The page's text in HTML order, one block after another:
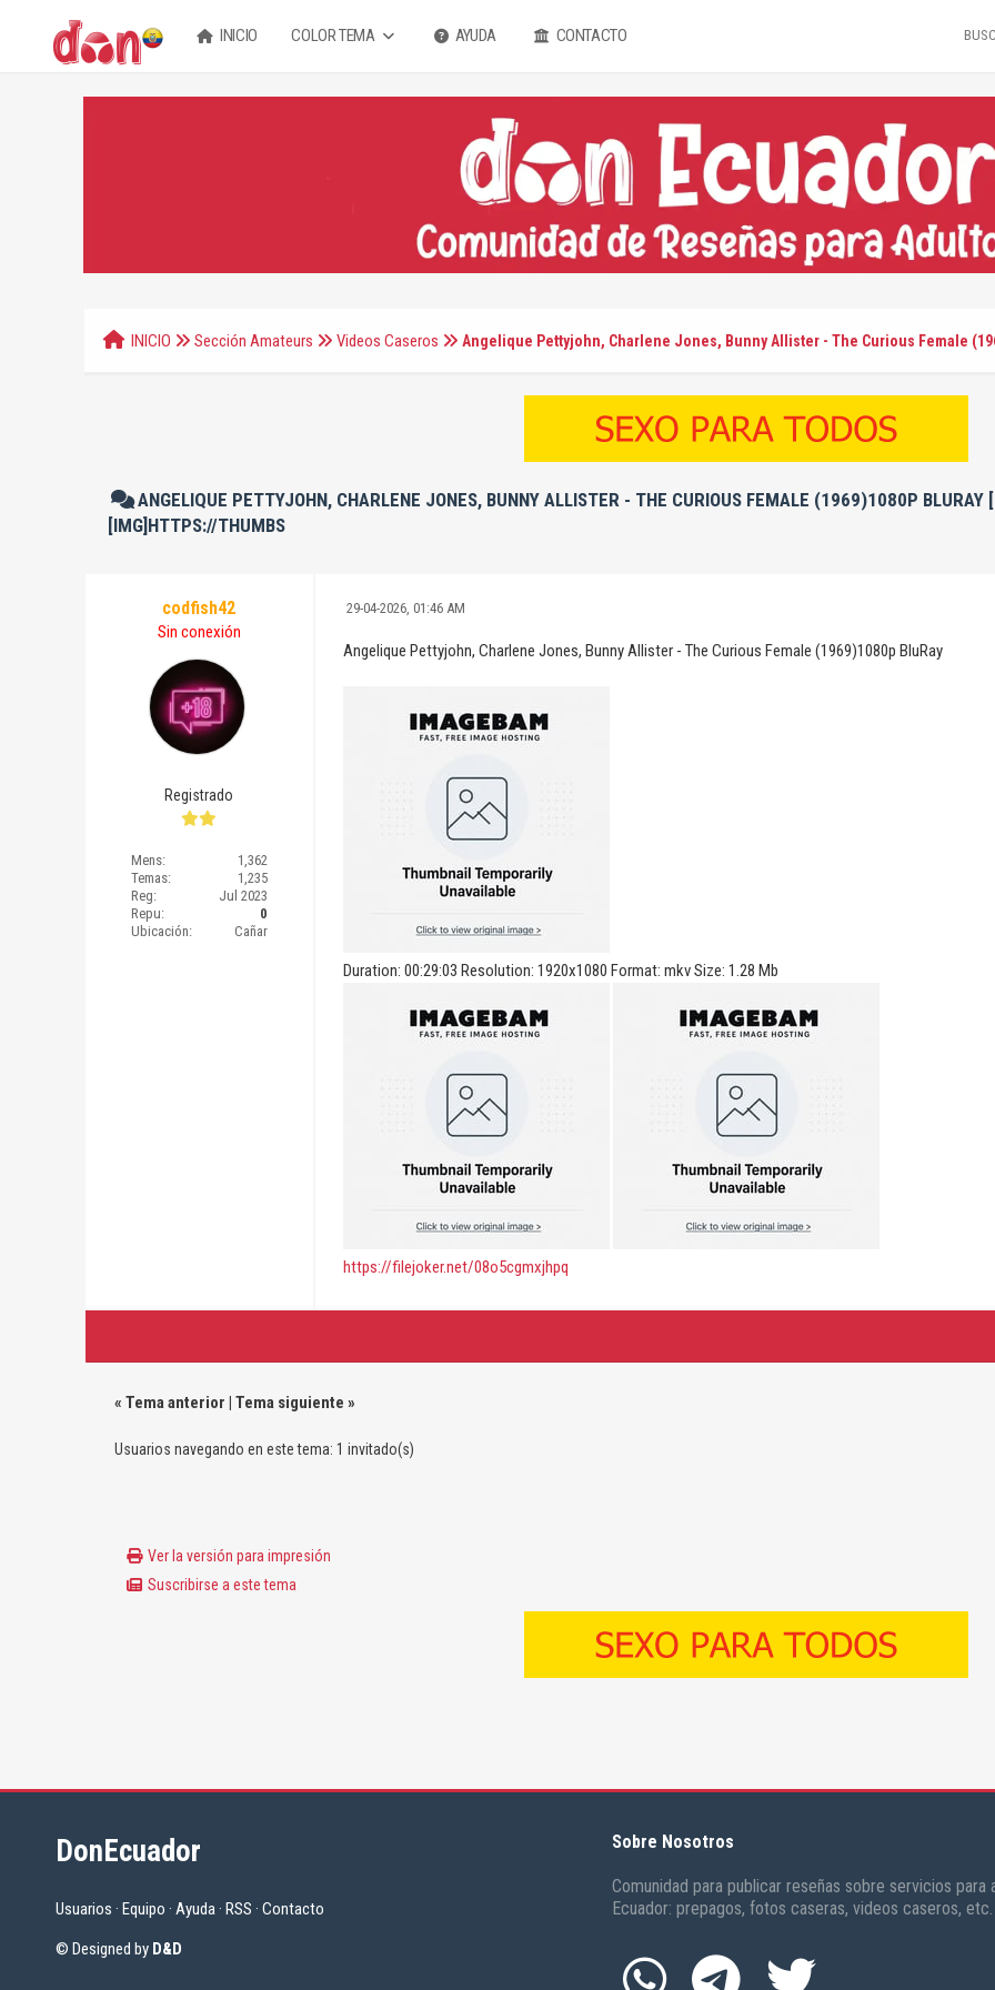
INICIO COLOR TEMA AYUDA CONTACTO
INICIO Sección Amateurs Videos Caseros Angelique Pettyjohn, Charlene Jones, Bunny Allister - The Curious Female
ANGELIQUE PETTYJOHN, CHARLENE JONES, BUNNY ALLISTER - THE CURIOUS FEMALE (1969)1080P BLURAY
[IMG]HTTPS://THUMBS
codfish42
Sin conexión
Registrado
Mens:
1,362
Temas:
1,235
Reg:
Jul 2023
Repu:
0
Ubicación:
Cañar
29-04-2026, 01:46 AM
Angelique Pettyjohn, Charlene Jones, Bunny Allister - The Curious Female (1969)1080p BluRay
Duration: 00:29:03 Resolution: 1920x1080 Format: mkv Size: 1.28 Mb
https://filejoker.net/08o5cgmxjhpq
« Tema anterior | Tema siguiente »
Usuarios navegando en este tema: 1 invitado(s)
Ver la versión para impresión
Suscribirse a este tema
DonEcuador
Usuarios · Equipo · Ayuda· RSS · Contacto
© Designed by D&D
Sobre Nosotros
Comunidad para publicar reseñas sobre servicios para
Ecuador: prepagos, fotos caseras, videos caseros, etc.